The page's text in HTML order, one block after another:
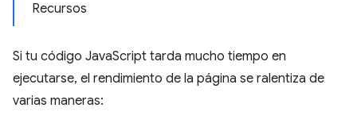
Recursos
Si tu código JavaScript tarda mucho tiempo en
ejecutarse, el rendimiento de la página se ralentiza de
varias maneras: